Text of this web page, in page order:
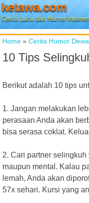
ketawa.com
Cerita Lucu dan Humor
Home » Cerita Humor
10 Tips
Berikut adalah 10 tips
1. Jangan melakukan
perasaan Anda akan
bisa serasa coklat.
2. Cari partner
maupun mental. Kalau
lemah, Anda akan
57x sehari. Kursi yang